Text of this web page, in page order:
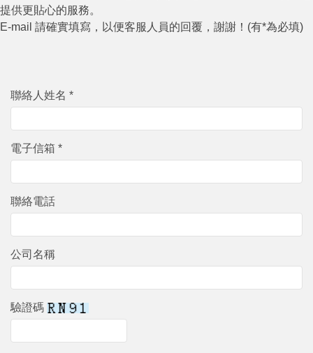
提供更貼心的服務。
E-mail 請確實填寫，以便客服人員的回覆，謝謝！(有*為必填)
聯絡人姓名 *
電子信箱 *
聯絡電話
公司名稱
驗證碼